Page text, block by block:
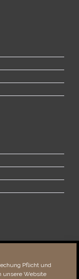
Pflicht und
unsere Website